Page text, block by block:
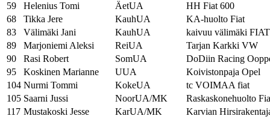
59
Helenius Tomi ÄetUA
HH Fiat 600
68
Tikka Jere KauhUA
KA-huolto Fiat
83
Välimäki Jani KauhUA
kaivuu välimäki FIAT
89
Marjoniemi Aleksi ReiUA
Tarjan Karkki VW
90
Rasi Robert SomUA
DoDiin Racing
95
Koskinen Marianne UUA
Koivistonpaja Opel
104 Nurmi Tommi KokeUA
tc VOIMAA fiat
105 Saarni Jussi NoorUA/MK
Raskaskonehuolto
117 Mustakoski Jesse KarUA/MK
Karvian